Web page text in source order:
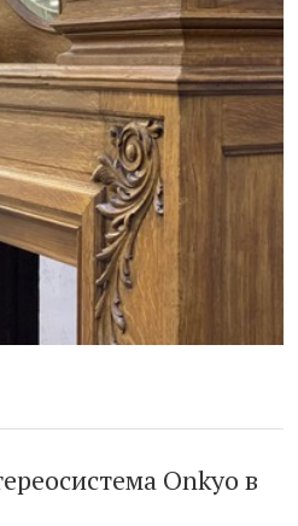
Onkyo в